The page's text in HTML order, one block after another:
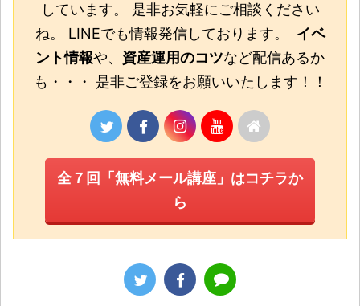
しています。 是非お気軽にご相談ください
ね。 LINEでも情報発信しております。 イベ
ント情報や、 資産運用のコツなど配信あるか
も・・・ 是非ご登録をお願いいたします！！
全７回「無料メール講座」はコチラか
ら